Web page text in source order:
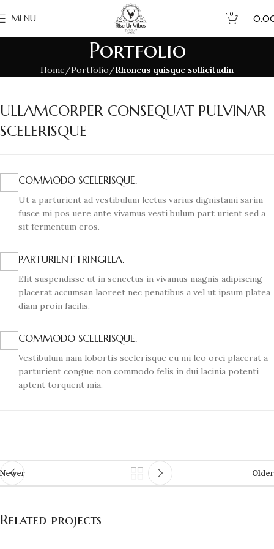
MENU 0
Portfolio
Home Portfolio Rhoncus quisque sollicitudin
ULLAMCORPER CONSEQUAT PULVINAR
SCELERISQUE
COMMODO SCELERISQUE.
Ut a parturient ad vestibulum lectus varius dignistami sarim
fusce mi pos uere ante vivamus vesti bulum part urient sed a
sit fermentum eros.
PARTURIENT FRINGILLA.
Elit suspendisse ut in senectus in vivamus magnis adipiscing
placerat accumsan laoreet nec penatibus a vel ut ipsum platea
diam proin facilis.
COMMODO SCELERISQUE.
Vestibulum nam lobortis scelerisque eu mi leo orci placerat a
parturient congue non commodo felis in dui lacinia potenti
aptent torquent mia.
Newer Older
Related projects